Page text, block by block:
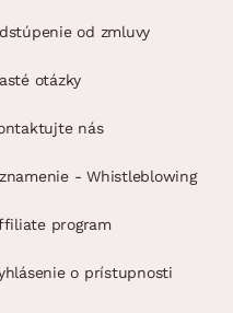
od zmluvy
otázky
nás
- Whistleblowing
program
o prístupnosti